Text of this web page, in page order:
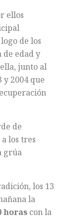
ellos
de los
de edad y
junto al
2004 que
de
los tres
grúa
los 13
la
horas con la